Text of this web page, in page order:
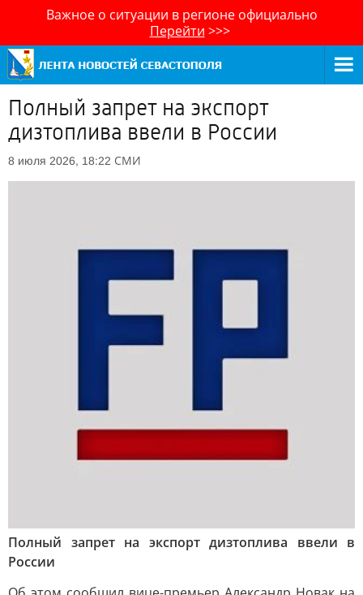
Важное о ситуации в регионе официально
Перейти >>>
Полный запрет на экспорт
дизтоплива ввели в России
8 июля 2026, 18:22 СМИ
Полный запрет на экспорт дизтоплива ввели в
России